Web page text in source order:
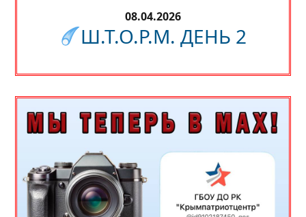
08.04.2026
Ш.Т.О.Р.М. ДЕНЬ 2